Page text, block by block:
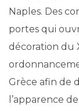
Naples. Des
portes qui
décoration du
Grèce afin de
l’apparence